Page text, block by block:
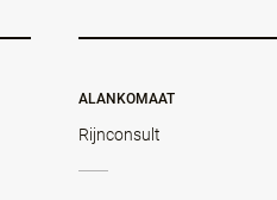
ALANKOMAAT
Rijnconsult